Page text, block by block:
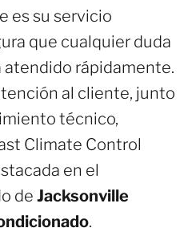
es su servicio
que cualquier duda
rápidamente.
al cliente, junto
técnico,
Climate Control
en el
de Jacksonville
.